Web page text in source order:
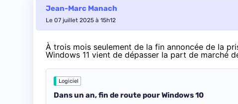
Jean-Marc Manach
Le 07 juillet 2025 à 15h12
À trois mois seulement de la fin annoncée de la
Windows 11 vient de dépasser la part de marché
Logiciel
Dans un an, fin de route pour Windows 10